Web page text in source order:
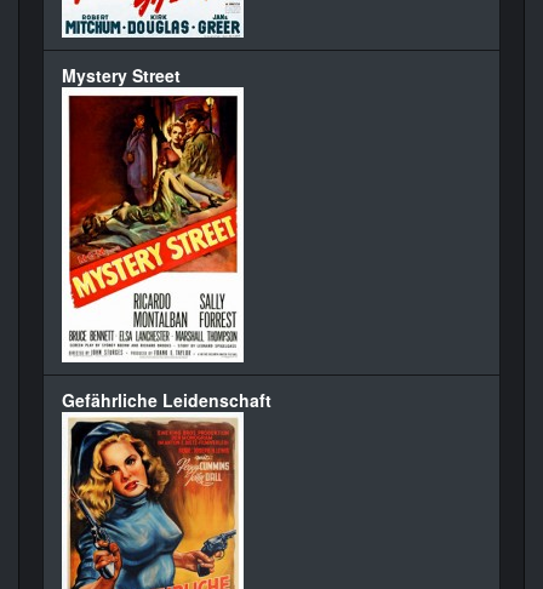
Mystery Street
Gefährliche Leidenschaft